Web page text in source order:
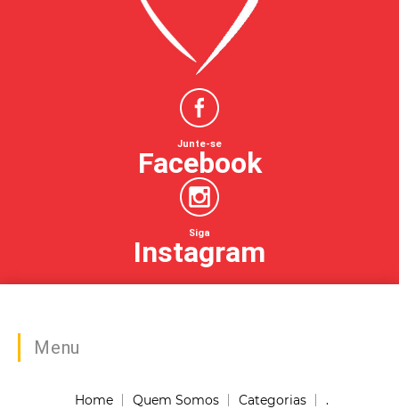
Junte-se
Facebook
Siga
Instagram
Menu
Home Quem Somos Categorias .